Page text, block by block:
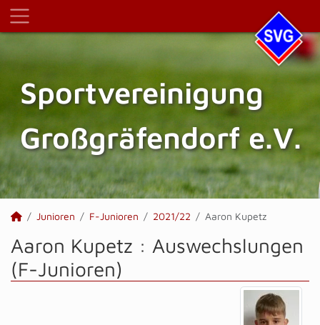
Sportvereinigung
Großgräfendorf e.V.
Junioren F-Junioren 2021/22 Aaron Kupetz
Aaron Kupetz : Auswechslungen
(F-Junioren)